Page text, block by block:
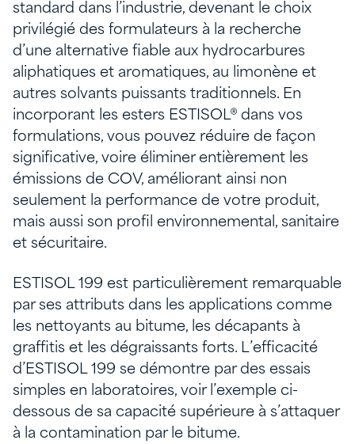
standard dans l’industrie, devenant le choix
privilégié des formulateurs à la recherche
d’une alternative fiable aux hydrocarbures
aliphatiques et aromatiques, au limonène et
autres solvants puissants traditionnels. En
incorporant les esters ESTISOL® dans vos
formulations, vous pouvez réduire de façon
significative, voire éliminer entièrement les
émissions de COV, améliorant ainsi non
seulement la performance de votre produit,
mais aussi son profil environnemental, sanitaire
et sécuritaire.
ESTISOL 199 est particulièrement remarquable
par ses attributs dans les applications comme
les nettoyants au bitume, les décapants à
graffitis et les dégraissants forts. L’efficacité
d’ESTISOL 199 se démontre par des essais
simples en laboratoires, voir l’exemple ci-
dessous de sa capacité supérieure à s’attaquer
à la contamination par le bitume.